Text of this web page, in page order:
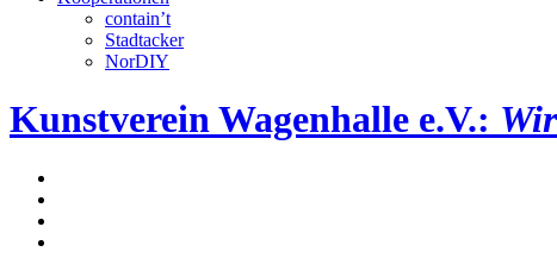
contain’t
Stadtacker
NorDIY
Kunstverein Wagenhalle e.V.: